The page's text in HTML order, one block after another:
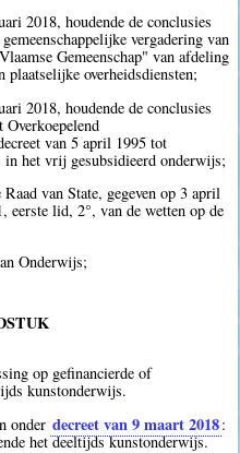
2018, houdende de conclusies
vergadering van
Gemeenschap" van afdeling
overheidsdiensten;
2018, houdende de conclusies
Overkoepelend
van 5 april 1995 tot
het vrij gesubsidieerd onderwijs;
van State, gegeven op 3 april
eerste lid, 2°, van de wetten op de
Onderwijs;
op gefinancierde of
kunstonderwijs.
onder decreet van 9 maart 2018:
het deeltijds kunstonderwijs.